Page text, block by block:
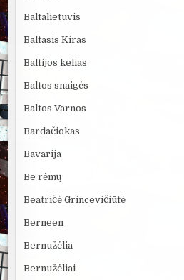
Baltalietuvis
Baltasis Kiras
Baltijos kelias
Baltos snaigės
Baltos Varnos
Bardačiokas
Bavarija
Be rėmų
Beatričė Grincevičiūtė
Berneen
Bernužėlia
Bernužėliai